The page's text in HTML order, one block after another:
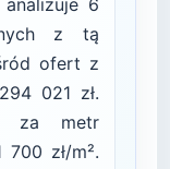
6
z tą
ofert z
021 zł.
za metr
zł/m².